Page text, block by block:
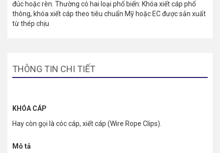
đúc hoặc rèn. Thường có hai loại phổ biến: Khóa xiết cáp phổ
thông, khóa xiết cáp theo tiêu chuẩn Mỹ hoặc EC được sản xuất
từ thép chịu
THÔNG TIN CHI TIẾT
KHÓA CÁP
Hay còn gọi là cóc cáp, xiết cáp (Wire Rope Clips).
Mô tả